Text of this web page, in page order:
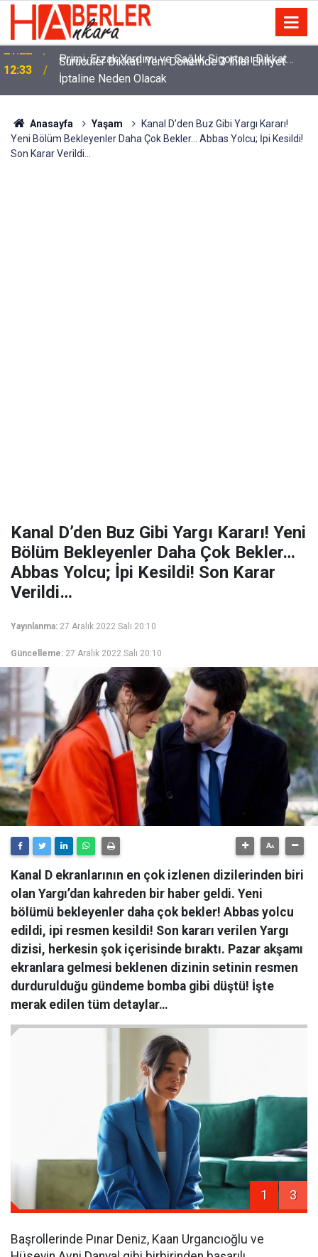
12:33
Sürücüler Dikkat! Yeni Dönemde 3 İhlal Ehliyet
İptaline Neden Olacak
Anasayfa Yaşam
Kanal D’den Buz Gibi Yargı Kararı!
Yeni Bölüm Bekleyenler Daha Çok Bekler… Abbas Yolcu; İpi Kesildi!
Son Karar Verildi…
Kanal D’den Buz Gibi Yargı Kararı! Yeni
Bölüm Bekleyenler Daha Çok Bekler…
Abbas Yolcu; İpi Kesildi! Son Karar
Verildi…
Yayınlanma: 27 Aralık 2022 Salı 20:10
Güncelleme: 27 Aralık 2022 Salı 20:10
Kanal D ekranlarının en çok izlenen dizilerinden biri
olan Yargı’dan kahreden bir haber geldi. Yeni
bölümü bekleyenler daha çok bekler! Abbas yolcu
edildi, ipi resmen kesildi! Son kararı verilen Yargı
dizisi, herkesin şok içerisinde bıraktı. Pazar akşamı
ekranlara gelmesi beklenen dizinin setinin resmen
durdurulduğu gündeme bomba gibi düştü! İşte
merak edilen tüm detaylar…
1 3
Başrollerinde Pınar Deniz, Kaan Urgancıoğlu ve